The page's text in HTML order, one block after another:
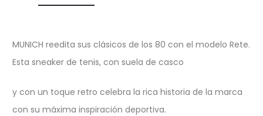
MUNICH reedita sus clásicos de los 80 con el modelo Rete.
Esta sneaker de tenis, con suela de casco
y con un toque retro celebra la rica historia de la marca
con su máxima inspiración deportiva.